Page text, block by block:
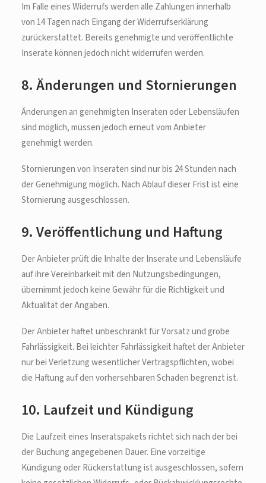
Im Falle eines Widerrufs werden alle Zahlungen innerhalb
von 14 Tagen nach Eingang der Widerrufserklärung
zurückerstattet. Bereits genehmigte und veröffentlichte
Inserate können jedoch nicht widerrufen werden.
8. Änderungen und Stornierungen
Änderungen an genehmigten Inseraten oder Lebensläufen
sind möglich, müssen jedoch erneut vom Anbieter
genehmigt werden.
Stornierungen von Inseraten sind nur bis 24 Stunden nach
der Genehmigung möglich. Nach Ablauf dieser Frist ist eine
Stornierung ausgeschlossen.
9. Veröffentlichung und Haftung
Der Anbieter prüft die Inhalte der Inserate und Lebensläufe
auf ihre Vereinbarkeit mit den Nutzungsbedingungen,
übernimmt jedoch keine Gewähr für die Richtigkeit und
Aktualität der Angaben.
Der Anbieter haftet unbeschränkt für Vorsatz und grobe
Fahrlässigkeit. Bei leichter Fahrlässigkeit haftet der Anbieter
nur bei Verletzung wesentlicher Vertragspflichten, wobei
die Haftung auf den vorhersehbaren Schaden begrenzt ist.
10. Laufzeit und Kündigung
Die Laufzeit eines Inseratspakets richtet sich nach der bei
der Buchung angegebenen Dauer. Eine vorzeitige
Kündigung oder Rückerstattung ist ausgeschlossen, sofern